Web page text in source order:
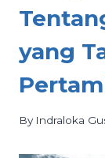
yang
By Indraloka